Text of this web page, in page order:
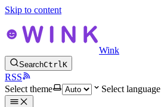
Skip to content
Wink
SearchCtrlK
RSS
Select theme
Select language